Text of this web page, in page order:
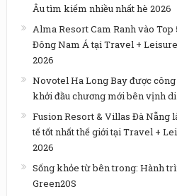
Âu tìm kiếm nhiều nhất hè 2026
Alma Resort Cam Ranh vào
Đông Nam Á tại Travel +
2026
Novotel Ha Long Bay được công
khởi đầu chương mới bên vịnh
Fusion Resort & Villas Đà Nẵng
tế tốt nhất thế giới tại Travel +
2026
Sống khỏe từ bên trong: Hành
Green20S